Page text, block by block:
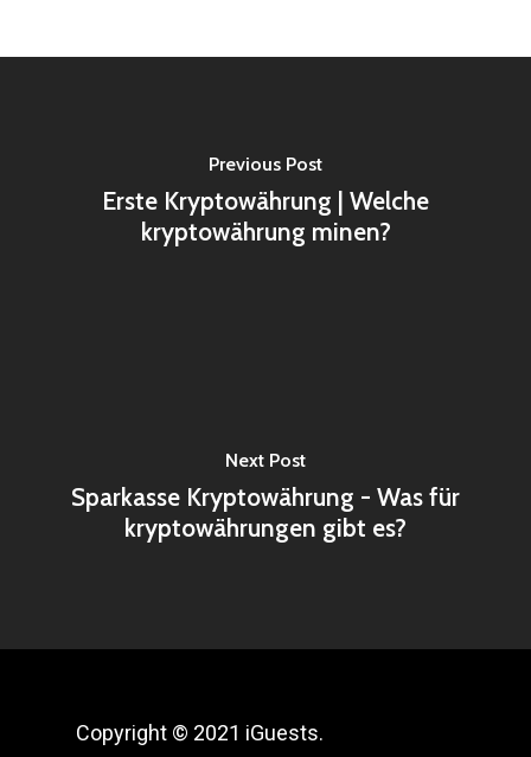
Previous Post
Erste Kryptowährung | Welche
kryptowährung minen?
Next Post
Sparkasse Kryptowährung - Was für
kryptowährungen gibt es?
Copyright © 2021 iGuests.